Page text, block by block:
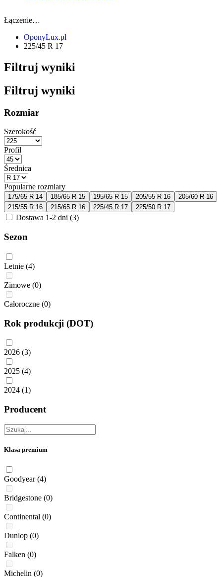
Łączenie…
OponyLux.pl
225/45 R 17
Filtruj wyniki
Filtruj wyniki
Rozmiar
Szerokość
Profil
Średnica
Popularne rozmiary
175/65 R 14 185/65 R 15 195/65 R 15 205/55 R 16
205/60 R 16
215/55 R 16
215/65 R 16 225/45 R 17 225/50 R 17
Dostawa 1-2 dni (3)
Sezon
Letnie (4)
Zimowe (0)
Całoroczne (0)
Rok produkcji (DOT)
2026 (3)
2025 (4)
2024 (1)
Producent
Klasa premium
Goodyear (4)
Bridgestone (0)
Continental (0)
Dunlop (0)
Falken (0)
Michelin (0)